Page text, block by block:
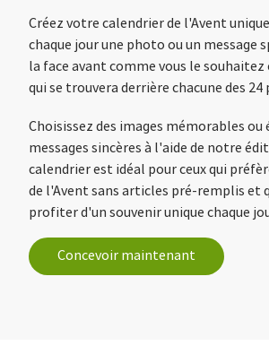
Créez votre calendrier de l'Avent
chaque jour une photo ou un message
la face avant comme vous le souhaitez
qui se trouvera derrière chacune des 24
Choisissez des images mémorables ou
messages sincères à l'aide de notre
calendrier est idéal pour ceux qui
de l'Avent sans articles pré-remplis et
profiter d'un souvenir unique chaque
Concevoir maintenant